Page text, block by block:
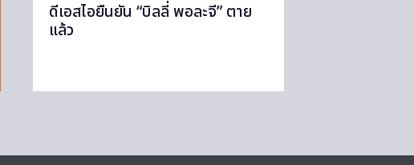
ดีเอสไอยืนยัน “บิลลี่ พอละจี” ตาย
แล้ว